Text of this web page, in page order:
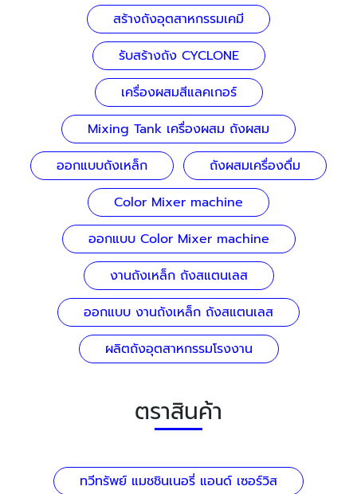
สร้างถังอุตสาหกรรมเคมี
รับสร้างถัง CYCLONE
เครื่องผสมสีแลคเกอร์
Mixing Tank เครื่องผสม ถังผสม
ออกแบบถังเหล็ก
ถังผสมเครื่องดื่ม
Color Mixer machine
ออกแบบ Color Mixer machine
งานถังเหล็ก ถังสแตนเลส
ออกแบบ งานถังเหล็ก ถังสแตนเลส
ผลิตถังอุตสาหกรรมโรงงาน
ตราสินค้า
ทวีทรัพย์ แมชชินเนอรี่ แอนด์ เซอร์วิส